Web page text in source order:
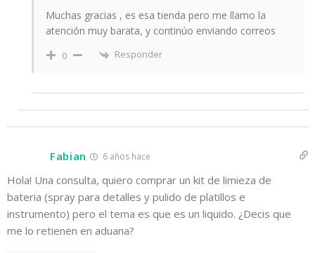
Muchas gracias , es esa tienda pero me llamo la
atención muy barata, y continúo enviando correos
0 Responder
Fabian 6 años hace
Hola! Una consulta, quiero comprar un kit de limieza de
bateria (spray para detalles y pulido de platillos e
instrumento) pero el tema es que es un liquido. ¿Decis que
me lo retienen en aduana?